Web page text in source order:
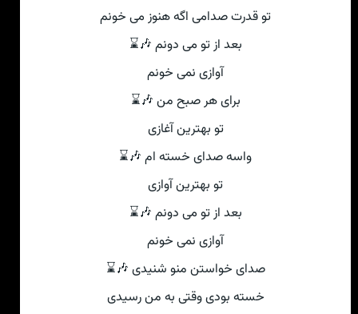
تو قدرت صدامی اگه هنوز می خونم
بعد از تو می دونم 🎶⌛
آوازی نمی خونم
برای هر صبح من 🎶⌛
تو بهترین آغازی
واسه صدای خسته ام 🎶⌛
تو بهترین آوازی
بعد از تو می دونم 🎶⌛
آوازی نمی خونم
صدای خواستن منو شنیدی 🎶⌛
خسته بودی وقتی به من رسیدی